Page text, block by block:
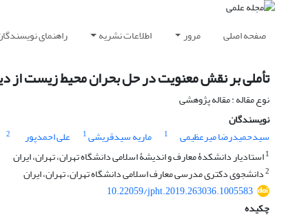
صفحه اصلی مرور اطلاعات نشریه راهنمای
تأملی بر نقش معنویت در حل بحران محیط زیست از
نوع مقاله : مقاله پژوهشی
نویسندگان
سیدحمیدرضا میرعظیمی
1 ماریه سیدقریشی1 علی احمدپور
2
1استادیار دانشکدۀ معارف و اندیشۀ اسلامی دانشگاه تهران، تهران، ایران
2دانشجوی دکتری مدرسی معارف اسلامی دانشگاه تهران، تهران، ایران
10.22059/jpht.2019.263036.1005583
چکیده